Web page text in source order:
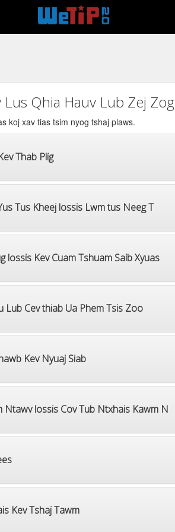
Qhia Hauv Lub Zej Zog
koj xav tias tsim nyog tshaj plaws.
Thab Plig
Tus Kheej lossis Lwm tus Neeg T
lossis Kev Cuam Tshuam Saib Xyuas
Lub Cev thiab Ua Phem Tsis Zoo
Kev Nyuaj Siab
Ntawv lossis Cov Tub Ntxhais Kawm N
Kev Tshaj Tawm